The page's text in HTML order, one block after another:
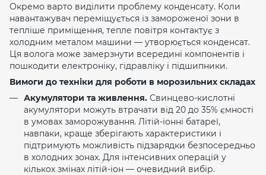
Окремо варто виділити проблему конденсату. Коли
навантажувач переміщується із замороженої зони в
тепліше приміщення, тепле повітря контактує з
холодним металом машини — утворюється конденсат.
Ця волога може замерзнути всередині компонентів і
пошкодити електроніку, гідравліку і підшипники.
Вимоги до техніки для роботи в морозильних складах
Акумулятори та живлення. Свинцево-кислотні
акумулятори можуть втрачати від 20 до 35% ємності
в умовах заморожування. Літій-іонні батареї,
навпаки, краще зберігають характеристики і
підтримують можливість підзарядки безпосередньо
в холодних зонах. Для інтенсивних операцій у
кількох змінах літій-іон — очевидний вибір.